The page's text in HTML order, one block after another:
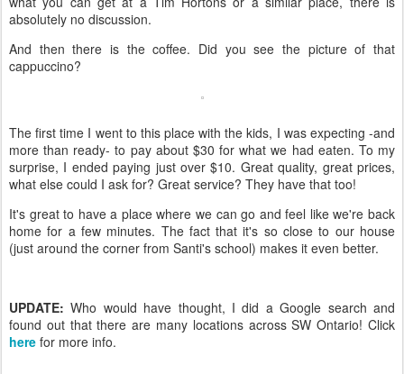
absolutely no discussion.
And then there is the coffee. Did you see the picture of that
cappuccino?
The first time I went to this place with the kids, I was expecting -and
more than ready- to pay about $30 for what we had eaten. To my
surprise, I ended paying just over $10. Great quality, great prices,
what else could I ask for? Great service? They have that too!
It's great to have a place where we can go and feel like we're back
home for a few minutes. The fact that it's so close to our house
(just around the corner from Santi's school) makes it even better.
UPDATE:Who would have thought, I did a Google search and
found out that there are many locations across SW Ontario! Click
here for more info.